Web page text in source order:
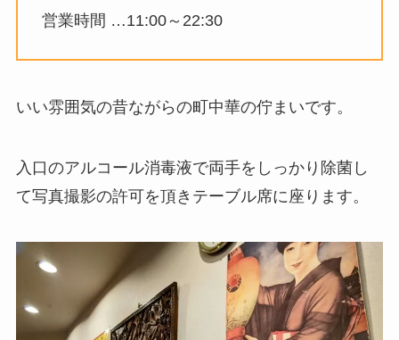
営業時間 …11:00～22:30
いい雰囲気の昔ながらの町中華の佇まいです。
入口のアルコール消毒液で両手をしっかり除菌し
て写真撮影の許可を頂きテーブル席に座ります。